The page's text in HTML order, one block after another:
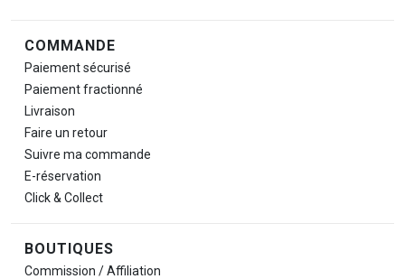
COMMANDE
Paiement sécurisé
Paiement fractionné
Livraison
Faire un retour
Suivre ma commande
E-réservation
Click & Collect
BOUTIQUES
Commission / Affiliation